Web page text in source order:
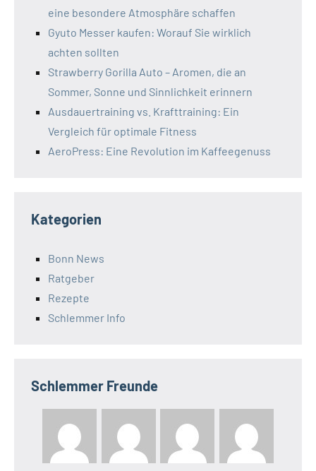
eine besondere Atmosphäre schaffen
Gyuto Messer kaufen: Worauf Sie wirklich
achten sollten
Strawberry Gorilla Auto – Aromen, die an
Sommer, Sonne und Sinnlichkeit erinnern
Ausdauertraining vs. Krafttraining: Ein
Vergleich für optimale Fitness
AeroPress: Eine Revolution im Kaffeegenuss
Kategorien
Bonn News
Ratgeber
Rezepte
Schlemmer Info
Schlemmer Freunde